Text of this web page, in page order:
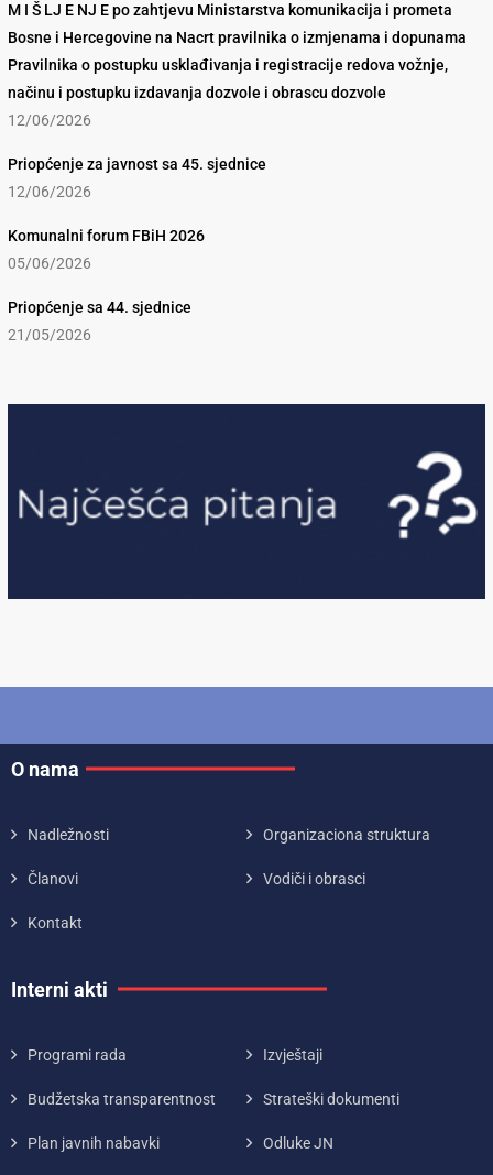
M I Š LJ E NJ E po zahtjevu Ministarstva komunikacija i prometa
Bosne i Hercegovine na Nacrt pravilnika o izmjenama i dopunama
Pravilnika o postupku usklađivanja i registracije redova vožnje,
načinu i postupku izdavanja dozvole i obrascu dozvole
12/06/2026
Priopćenje za javnost sa 45. sjednice
12/06/2026
Komunalni forum FBiH 2026
05/06/2026
Priopćenje sa 44. sjednice
21/05/2026
O nama
Nadležnosti Organizaciona struktura
Članovi Vodiči i obrasci
Kontakt
Interni akti
Programi rada Izvještaji
Budžetska transparentnost Strateški dokumenti
Plan javnih nabavki Odluke JN